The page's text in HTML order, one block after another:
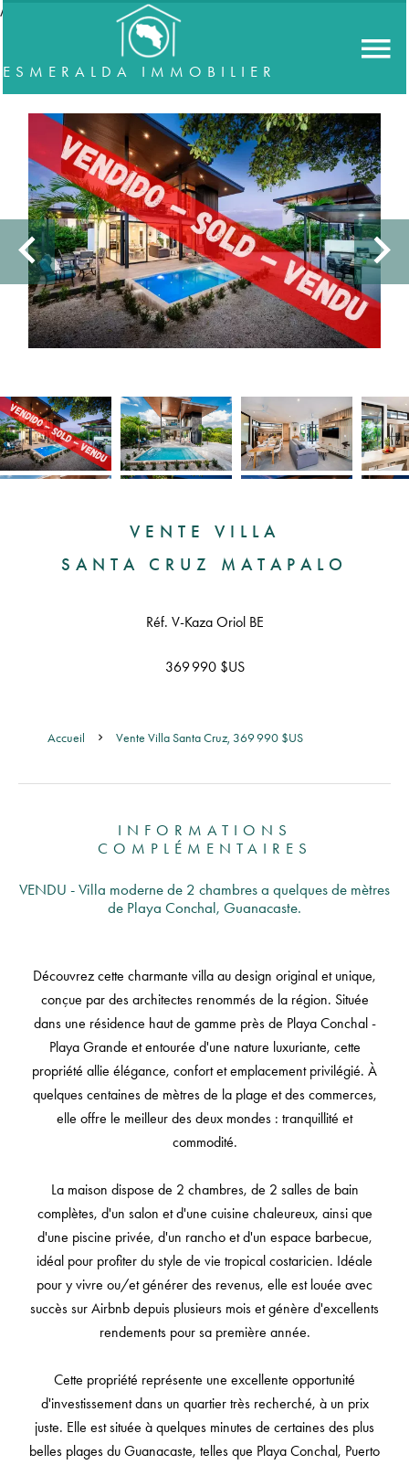
//accordeon
ESMERALDA IMMOBILIER
VENTE VILLA
SANTA CRUZ MATAPALO
Réf. V-Kaza Oriol BE
369 990 $US
Accueil Vente Villa Santa Cruz, 369 990 $US
INFORMATIONS
COMPLÉMENTAIRES
VENDU - Villa moderne de 2 chambres a quelques de mètres
de Playa Conchal, Guanacaste.
Découvrez cette charmante villa au design original et unique,
conçue par des architectes renommés de la région. Située
dans une résidence haut de gamme près de Playa Conchal -
Playa Grande et entourée d'une nature luxuriante, cette
propriété allie élégance, confort et emplacement privilégié. À
quelques centaines de mètres de la plage et des commerces,
elle offre le meilleur des deux mondes : tranquillité et
commodité.
La maison dispose de 2 chambres, de 2 salles de bain
complètes, d'un salon et d'une cuisine chaleureux, ainsi que
d'une piscine privée, d'un rancho et d'un espace barbecue,
idéal pour profiter du style de vie tropical costaricien. Idéale
pour y vivre ou/et générer des revenus, elle est louée avec
succès sur Airbnb depuis plusieurs mois et génère d'excellents
rendements pour sa première année.
Cette propriété représente une excellente opportunité
d'investissement dans un quartier très recherché, à un prix
juste. Elle est située à quelques minutes de certaines des plus
belles plages du Guanacaste, telles que Playa Conchal, Puerto